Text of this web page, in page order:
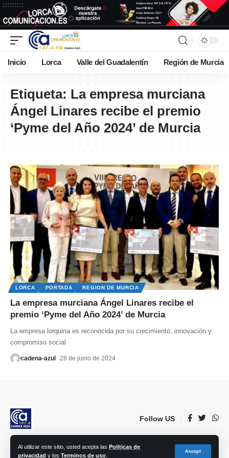
Al utilizar este sitio, usted acepta las Politicas de
privacidad y los Terminos de uso
Accept
Inicio Lorca Valle del Guadalentín Región de Murcia
Etiqueta: La empresa murciana
Ángel Linares recibe el premio
‘Pyme del Año 2024’ de Murcia
LORCA PORTADA REGION DE MURCIA
La empresa murciana Ángel Linares recibe el
premio ‘Pyme del Año 2024’ de Murcia
La empresa lorquina es reconocida por su crecimiento, innovación y
compromiso social
cadena-azul 28 de junio de 2024
Follow US
© 2023 Lorca Comunicación, Radio, TV, prensa e Internet S.L. | Todos los